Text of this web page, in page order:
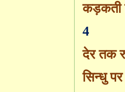
कड़कती
4
देर तक
सिन्धु पर